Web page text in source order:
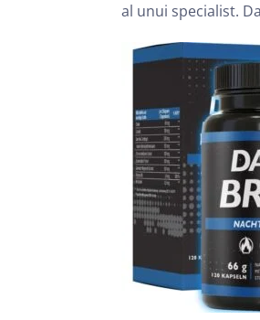
al unui specialist.